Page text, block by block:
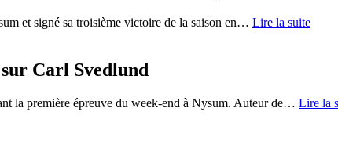
et signé sa troisième victoire de la saison en… Lire la suite
Carl Svedlund
la première épreuve du week-end à Nysum. Auteur de… Lire la